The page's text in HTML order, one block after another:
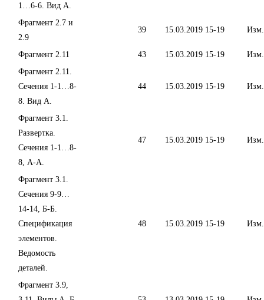
1…6-6. Вид А.
Фрагмент 2.7 и
2.9
39 15.03.2019 15-19
Фрагмент 2.11 43 15.03.2019 15-19
Фрагмент 2.11.
Сечения 1-1…8-
8. Вид А.
44 15.03.2019 15-19
Фрагмент 3.1.
Развертка.
Сечения 1-1…8-
8, А-А.
47 15.03.2019 15-19
Фрагмент 3.1.
Сечения 9-9…
14-14, Б-Б.
Спецификация
элементов.
Ведомость
деталей.
48 15.03.2019 15-19
Фрагмент 3.9,